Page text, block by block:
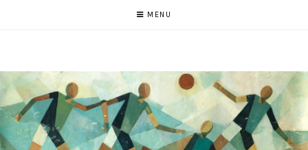
MENU